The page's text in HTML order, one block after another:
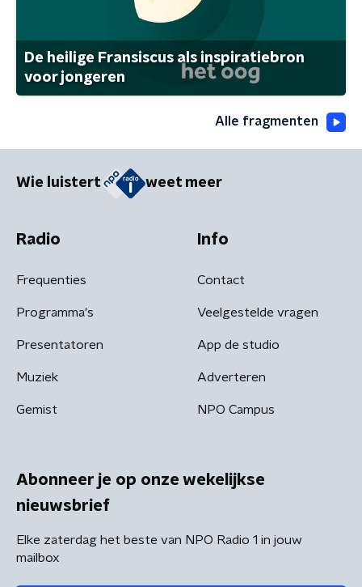
De heilige Fransiscus als inspiratiebron
voor jongeren
Alle fragmenten
Wie luistert weet meer
Radio
Frequenties
Programma's
Presentatoren
Muziek
Gemist
Info
Contact
Veelgestelde vragen
App de studio
Adverteren
NPO Campus
Abonneer je op onze wekelijkse
nieuwsbrief
Elke zaterdag het beste van NPO Radio 1 in jouw
mailbox